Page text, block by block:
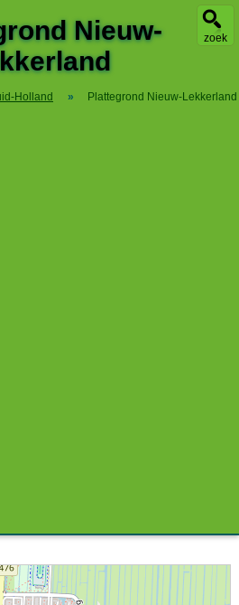
zoek
Nieuw-
Holland » Plattegrond Nieuw-Lekkerland
centrum